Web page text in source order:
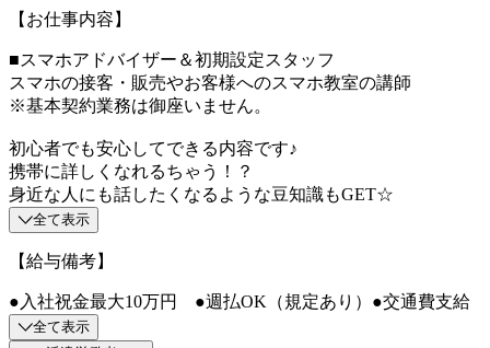
【お仕事内容】
■スマホアドバイザー＆初期設定スタッフ
スマホの接客・販売やお客様へのスマホ教室の講師
※基本契約業務は御座いません。
初心者でも安心してできる内容です♪
携帯に詳しくなれるちゃう！？
身近な人にも話したくなるような豆知識もGET☆
全て表示
【給与備考】
●入社祝金最大10万円 ●週払OK（規定あり）●交通費支給
全て表示